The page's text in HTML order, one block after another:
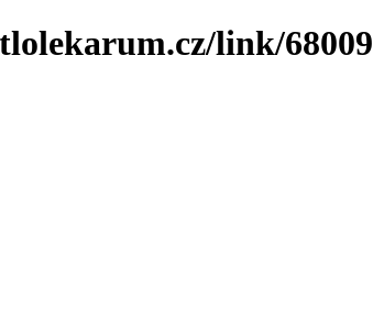
link/68009